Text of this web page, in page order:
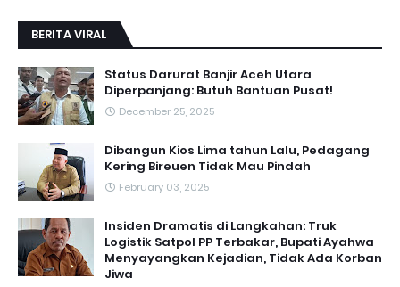
BERITA VIRAL
Status Darurat Banjir Aceh Utara
Diperpanjang: Butuh Bantuan Pusat!
December 25, 2025
Dibangun Kios Lima tahun Lalu, Pedagang
Kering Bireuen Tidak Mau Pindah
February 03, 2025
Insiden Dramatis di Langkahan: Truk
Logistik Satpol PP Terbakar, Bupati Ayahwa
Menyayangkan Kejadian, Tidak Ada Korban
Jiwa